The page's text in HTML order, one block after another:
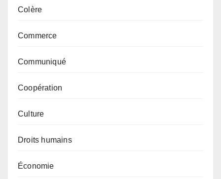
Colère
Commerce
Communiqué
Coopération
Culture
Droits humains
Économie